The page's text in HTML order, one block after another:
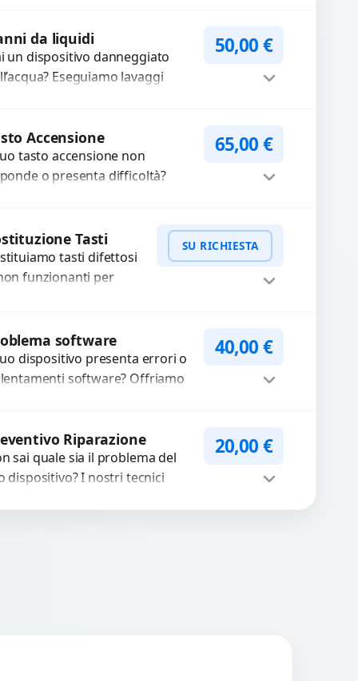
chiamate. Diagnosi
e ricambi di...
Preventivo
da liquidi
un dispositivo danneggiato
Eseguiamo lavaggi
e recuperare...
50,00€
Accensione
tasto accensione non
o presenta difficoltà?
utilizzando
di...
65,00€
Tasti
tasti difettosi
funzionanti per
di alta qualità
per...
SU RICHIESTA
Preventivosoftware
dispositivo presenta errori o
software? Offriamo
Risolviamo problemi...
40,00€
Riparazione
sai quale sia il problema del
dispositivo? I nostri tecnici
20,00€